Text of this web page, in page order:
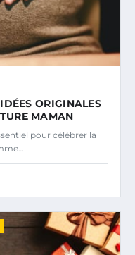
ORIGINALES
MAMAN
pour célébrer la